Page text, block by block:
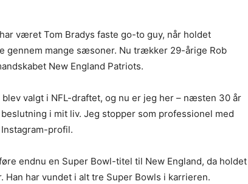
været Tom Bradys faste go-to guy, når holdet
gennem mange sæsoner. Nu trækker 29-årige Rob
New England Patriots.
valgt i NFL-draftet, og nu er jeg her – næsten 30 år
i mit liv. Jeg stopper som professionel med
profil.
endnu en Super Bowl-titel til New England, da holdet
Han har vundet i alt tre Super Bowls i karrieren.